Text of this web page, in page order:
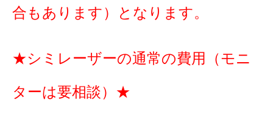
合もあります）となります。
★シミレーザーの通常の費用（モニ
ターは要相談）★